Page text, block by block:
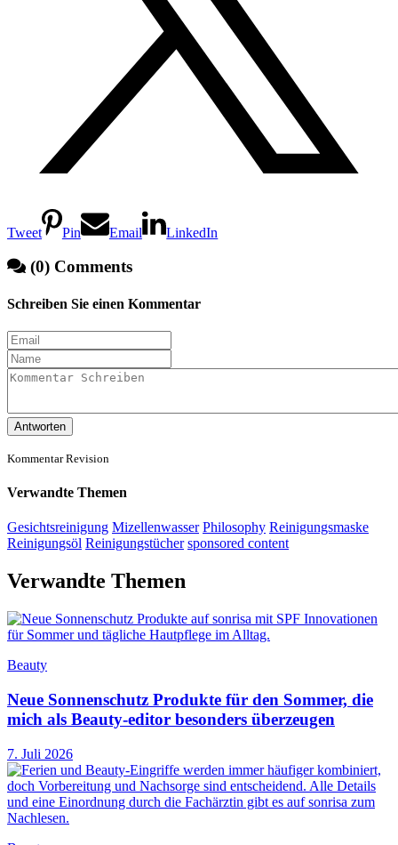
Tweet Pin Email LinkedIn
(0) Comments
Schreiben Sie einen Kommentar
Antworten
Kommentar Revision
Verwandte Themen
Gesichtsreinigung Mizellenwasser Philosophy Reinigungsmaske
Reinigungsöl Reinigungstücher sponsored content
Verwandte Themen
Beauty
Neue Sonnenschutz Produkte für den Sommer, die
mich als Beauty-editor besonders überzeugen
7. Juli 2026